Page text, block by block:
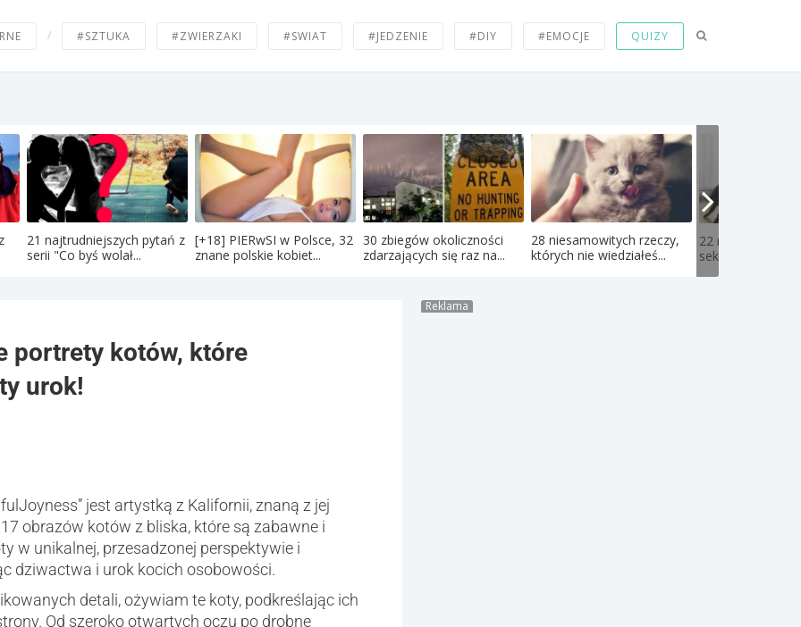
/ #SZTUKA #ZWIERZAKI #SWIAT #JEDZENIE #DIY #EMOCJE QUIZY
21 najtrudniejszych pytań z
serii "Co byś wolał...
[+18] PIERwSI w Polsce, 32
znane polskie kobiet...
30 zbiegów okoliczności
zdarzających się raz na...
28 niesamowitych rzeczy,
których nie wiedziałeś...
22 najdziwniejsze
seksualne
portrety kotów, które
urok!
jest artystką z Kalifornii, znaną z jej
obrazów kotów z bliska, które są zabawne i
w unikalnej, przesadzonej perspektywie i
dziwactwa i urok kocich osobowości.
detali, ożywiam te koty, podkreślając ich
Od szeroko otwartych oczu po drobne
Reklama